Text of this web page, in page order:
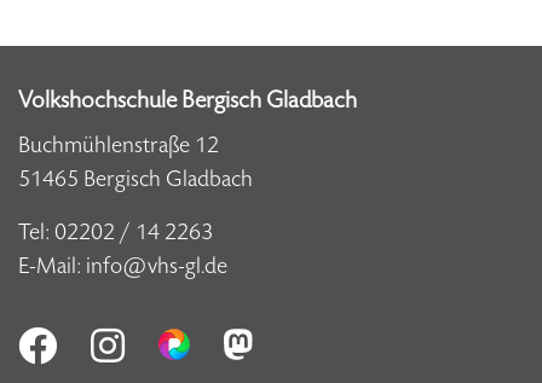
Volkshochschule Bergisch Gladbach
Buchmühlenstraße 12
51465 Bergisch Gladbach
Tel: 02202 / 14 2263
E-Mail: info@vhs-gl.de